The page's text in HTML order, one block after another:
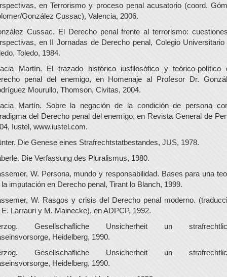
en Terrorismo y proceso penal acusatorio (coord.
González Cussac), Valencia, 2006.
Cussac. El Derecho penal frente al terrorismo:
en II Jornadas de Derecho penal, Colegio Universitario
Toledo, 1984.
Martín. El trazado histórico iusfilosófico y teórico-político
penal del enemigo, en Homenaje al Profesor Dr.
Mourullo, Thomson, Civitas, 2004.
Martín. Sobre la negación de la condición de persona
del Derecho penal del enemigo, en Revista General de
Iustel, www.iustel.com.
Die Genese eines Strafrechtstatbestandes, JUS, 1978.
Die Verfassung des Pluralismus, 1980.
W. Persona, mundo y responsabilidad. Bases para una
la imputación en Derecho penal, Tirant lo Blanch, 1999.
W. Rasgos y crisis del Derecho penal moderno.
E. Larrauri y M. Mainecke), en ADPCP, 1992.
Gesellschafliche Unsicherheit un
Heidelberg, 1990.
Gesellschafliche Unsicherheit un
Heidelberg, 1990.